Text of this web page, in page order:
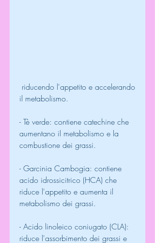
il metabolismo.
- Tè verde: contiene catechine che
aumentano il metabolismo e la
combustione dei grassi.
- Garcinia Cambogia: contiene
acido idrossicitrico (HCA) che
riduce l'appetito e aumenta il
metabolismo dei grassi.
- Acido linoleico coniugato (CLA):
riduce l'assorbimento dei grassi e